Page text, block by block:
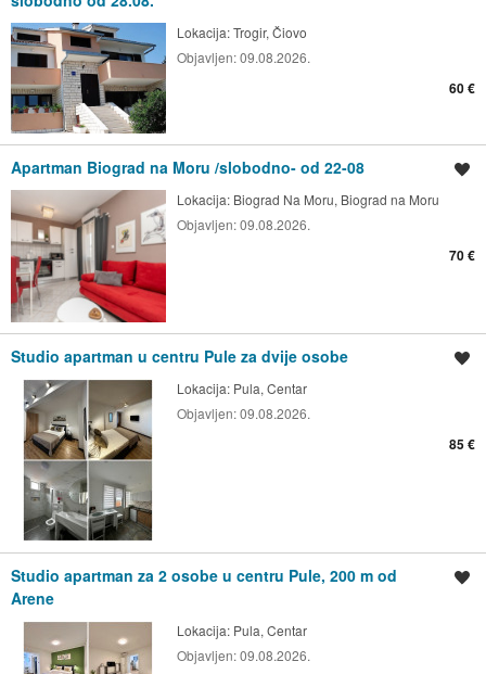
Lokacija:Trogir, Čiovo
Objavljen:09.08.2026.
60 €
Apartman Biograd na Moru /slobodno- od 22-08
Lokacija: Biograd Na Moru, Biograd na Moru
Objavljen:09.08.2026.
70 €
Studio apartman u centru Pule za dvije osobe
Lokacija: Pula, Centar
Objavljen:09.08.2026.
85 €
Studio apartman za 2 osobe u centru Pule, 200 m od
Arene
Lokacija: Pula, Centar
Objavljen:09.08.2026.